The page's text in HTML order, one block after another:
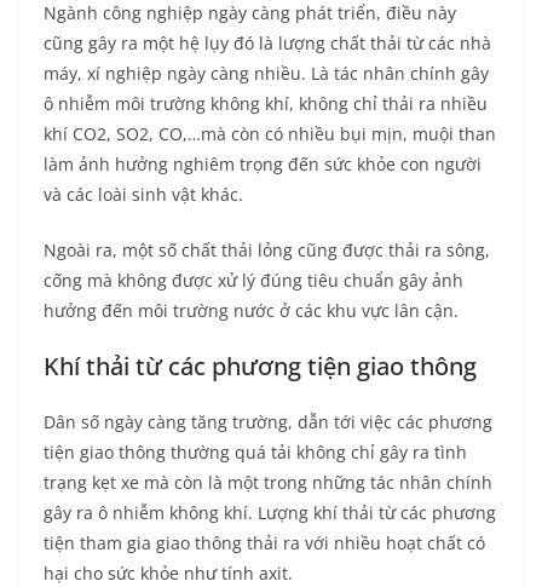
Ngành công nghiệp ngày càng phát triển, điều này
cũng gây ra một hệ lụy đó là lượng chất thải từ các nhà
máy, xí nghiệp ngày càng nhiều. Là tác nhân chính gây
ô nhiễm môi trường không khí, không chỉ thải ra nhiều
khí CO2, SO2, CO,…mà còn có nhiều bụi mịn, muội than
làm ảnh hưởng nghiêm trọng đến sức khỏe con người
và các loài sinh vật khác.
Ngoài ra, một số chất thải lỏng cũng được thải ra sông,
cống mà không được xử lý đúng tiêu chuẩn gây ảnh
hưởng đến môi trường nước ở các khu vực lân cận.
Khí thải từ các phương tiện giao thông
Dân số ngày càng tăng trường, dẫn tới việc các phương
tiện giao thông thường quá tải không chỉ gây ra tình
trạng kẹt xe mà còn là một trong những tác nhân chính
gây ra ô nhiễm không khí. Lượng khí thải từ các phương
tiện tham gia giao thông thải ra với nhiều hoạt chất có
hại cho sức khỏe như tính axit.